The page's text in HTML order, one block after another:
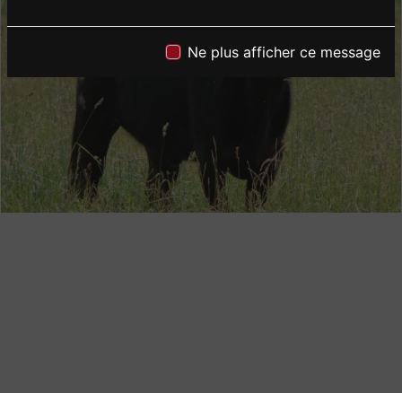
Ne plus afficher ce message